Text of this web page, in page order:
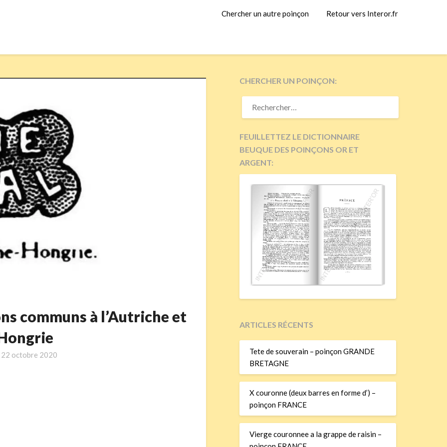
Chercher un autre poinçon Retour vers Interor.fr
communs à l’Autriche et
22 octobre 2020
CHERCHER UN POINÇON:
RECHERCHER :
FEUILLETTEZ LE DICTIONNAIRE
BEUQUE DES POINÇONS OR ET
ARGENT:
ARTICLES RÉCENTS
Tete de souverain – poinçon GRANDE
BRETAGNE
X couronne (deux barres en forme d’) –
poinçon FRANCE
Vierge couronnee a la grappe de raisin –